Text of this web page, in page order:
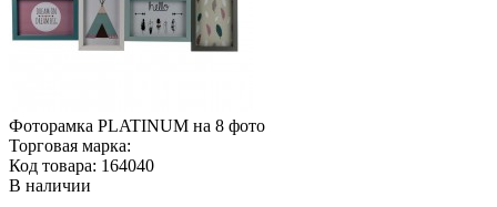
Фоторамка PLATINUM на 8 фото
Торговая марка:
Код товара: 164040
В наличии